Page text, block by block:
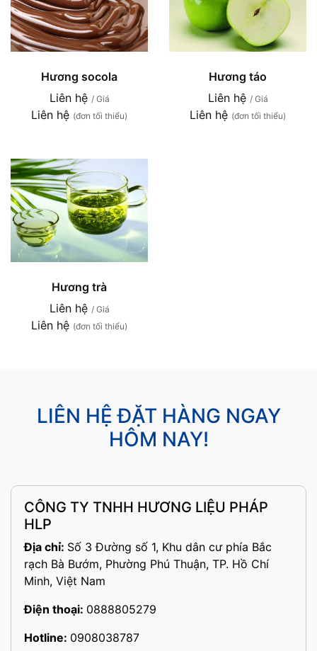
Hương socola
Liên hệ / Giá
Liên hệ (đơn tối thiểu)
Hương táo
Liên hệ / Giá
Liên hệ (đơn tối thiểu)
Hương trà
Liên hệ / Giá
Liên hệ (đơn tối thiểu)
LIÊN HỆ ĐẶT HÀNG NGAY
HÔM NAY!
CÔNG TY TNHH HƯƠNG LIỆU PHÁP
HLP
Địa chỉ: Số 3 Đường số 1, Khu dân cư phía Bắc
rạch Bà Bướm, Phường Phú Thuận, TP. Hồ Chí
Minh, Việt Nam
Điện thoại: 0888805279
Hotline: 0908038787